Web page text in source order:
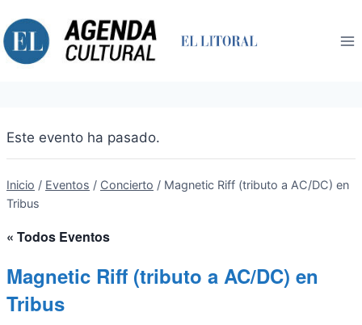
al
contenido
Este evento ha pasado.
Inicio / Eventos / Concierto / Magnetic Riff (tributo a AC/DC) en
Tribus
« Todos Eventos
Magnetic Riff (tributo a AC/DC) en
Tribus